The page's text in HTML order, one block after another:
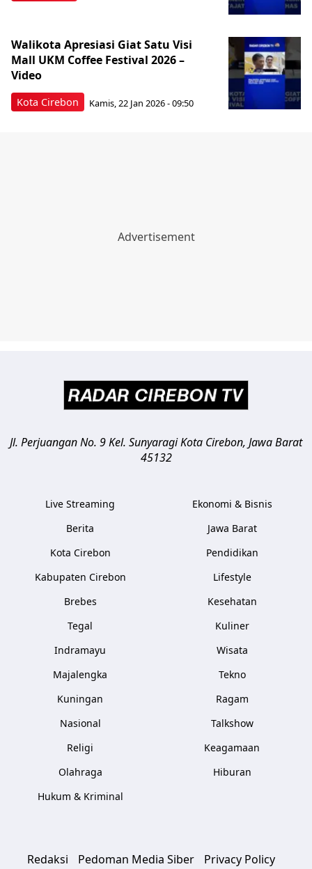
Kota Cirebon
Walikota Apresiasi Giat Satu Visi
Mall UKM Coffee Festival 2026 –
Video
Kamis, 22 Jan 2026 - 09:50
Jl. Perjuangan No. 9 Kel. SunyaragiKota Cirebon, Jawa Barat
45132
Live Streaming
Berita
Kota Cirebon
Kabupaten Cirebon
Brebes
Tegal
Indramayu
Majalengka
Kuningan
Nasional
Religi
Olahraga
Hukum & Kriminal
Ekonomi & Bisnis
Jawa Barat
Pendidikan
Lifestyle
Kesehatan
Kuliner
Wisata
Tekno
Ragam
Talkshow
Keagamaan
Hiburan
Redaksi Pedoman Media Siber Privacy Policy